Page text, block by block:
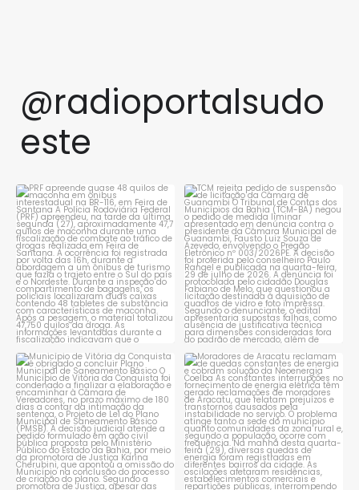
@radioportalsudo
este
PRF apreende quase 48 quilos
de maconha em ônibus...
1 0
TCM rejeita pedido de
suspensão de licitação da...
1 0
Município de Vitória da
Conquista é obrigado a...
1 0
Moradores de Aracatu
reclamam de quedas
constantes ...
1 0